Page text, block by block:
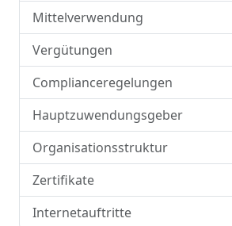
Mittelverwendung
Vergütungen
Complianceregelungen
Hauptzuwendungsgeber
Organisationsstruktur
Zertifikate
Internetauftritte